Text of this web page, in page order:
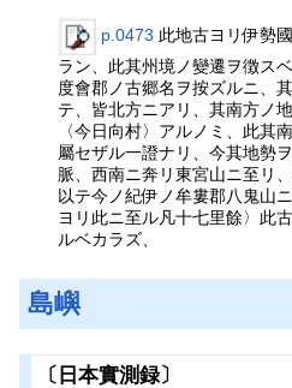
p.0473 此地古ヨリ伊勢
ラン、此其州境ノ變遷ヲ徴ス
度會郡ノ古郷名ヲ按ズルニ、
テ、皆北方ニアリ、其南方ノ
〈今日向村〉アルノミ、此其
屬セザル一證ナリ、今其地勢
脈、西南ニ奔リ東宮山ニ至リ
以テ今ノ紀伊ノ牟婁郡八鬼山
ヨリ此ニ至ル凡十七里餘〉此
ルベカラズ、
島嶼
〔日本實測録〕